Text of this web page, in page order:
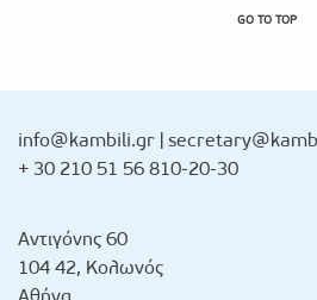
GO TO TOP
info@kambili.gr
+ 30 210 51 56 810-20-30
Αντιγόνης 60
104 42, Κολωνός